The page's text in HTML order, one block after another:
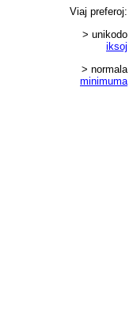
Viaj preferoj:
> unikodo
iksoj
> normala
minimuma